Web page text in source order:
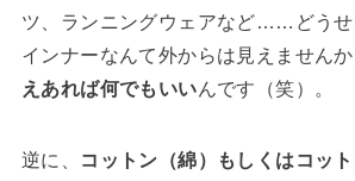
ツ、ランニングウェアなど……どうせ
インナーなんて外からは見えませんか
えあれば何でもいいんです（笑）。
逆に、
コットン（綿）もしくはコッ